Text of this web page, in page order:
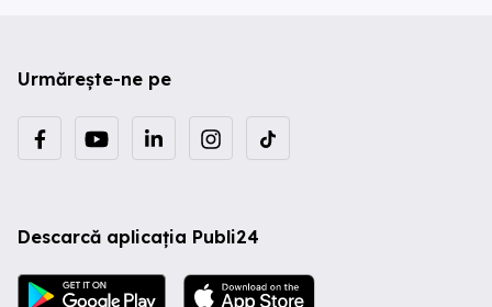
Urmărește-ne pe
Descarcă aplicația Publi24